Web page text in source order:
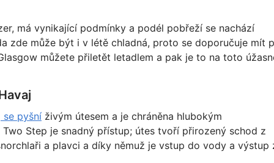
má vynikající podmínky a podél pobřeží se nachází
zde může být i v létě chladná, proto se doporučuje mít
můžete přiletět letadlem a pak je to na toto
se pyšníživým útesem a je chráněna hlubokým
Step je snadný přístup; útes tvoří přirozený schod z
a plavci a díky němuž je vstup do vody a výstup